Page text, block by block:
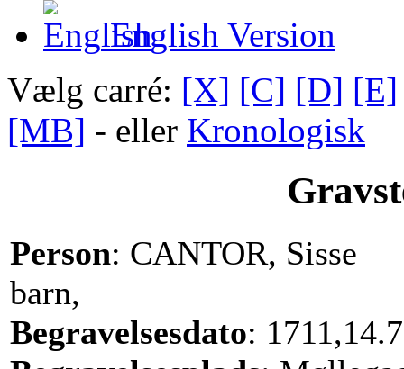
English Version
Vælg carré: [X] [C] [D] [E]
[MB] - eller Kronologisk
Person: CANTOR, Sisse
barn,
Begravelsesdato: 1711,14.7